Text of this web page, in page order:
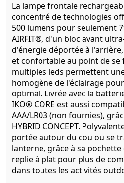
La lampe frontale
concentré de technologies
500 lumens pour seulement
AIRFIT®, d'un bloc avant
d'énergie déportée à
et confortable au point de se
multiples leds permettent
homogène de l'éclairage
optimal. Livrée avec la
IKO® CORE est aussi
AAA/LR03 (non fournies),
HYBRID CONCEPT.
portée autour du cou ou se
lanterne, grâce à sa pochette
replie à plat pour plus de
dans toutes les activités